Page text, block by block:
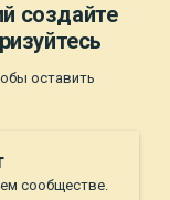
создайте
оставить
сообществе.